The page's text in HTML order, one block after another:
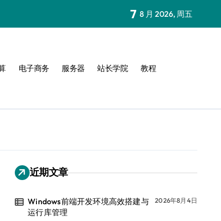
7 8 月 2026, 周五
电子商务 服务器 站长学院 教程
近期文章
Windows前端开发环境高效搭建与
运行库管理
2026年8月4日